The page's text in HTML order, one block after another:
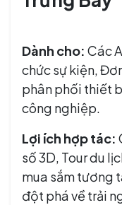
Dành cho: Các
chức sự kiện,
phân phối thiết
công nghiệp.
Lợi ích hợp tác:
số 3D, Tour du
mua sắm tương
đột phá về trải